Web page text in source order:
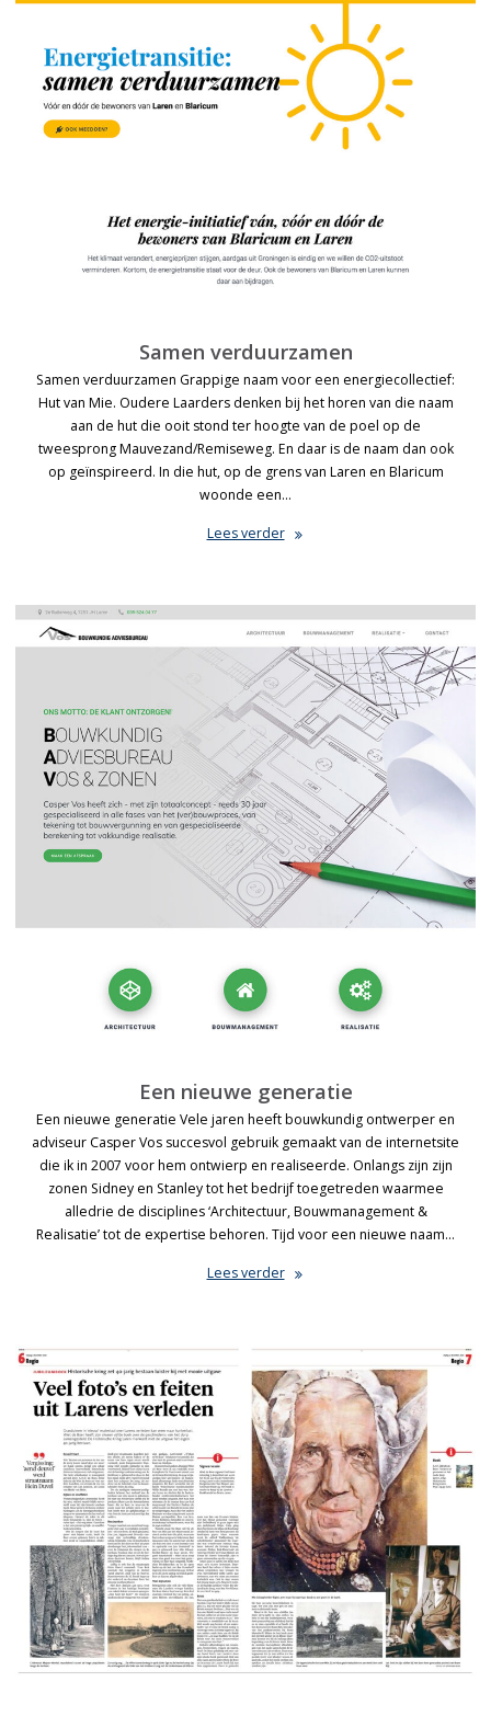
Samen verduurzamen
Samen verduurzamen Grappige naam voor een energiecollectief:
Hut van Mie. Oudere Laarders denken bij het horen van die naam
aan de hut die ooit stond ter hoogte van de poel op de
tweesprong Mauvezand/Remiseweg. En daar is de naam dan ook
op geïnspireerd. In die hut, op de grens van Laren en Blaricum
woonde een…
Lees verder
Een nieuwe generatie
Een nieuwe generatie Vele jaren heeft bouwkundig ontwerper en
adviseur Casper Vos succesvol gebruik gemaakt van de internetsite
die ik in 2007 voor hem ontwierp en realiseerde. Onlangs zijn zijn
zonen Sidney en Stanley tot het bedrijf toegetreden waarmee
alledrie de disciplines ‘Architectuur, Bouwmanagement &
Realisatie’ tot de expertise behoren. Tijd voor een nieuwe naam…
Lees verder